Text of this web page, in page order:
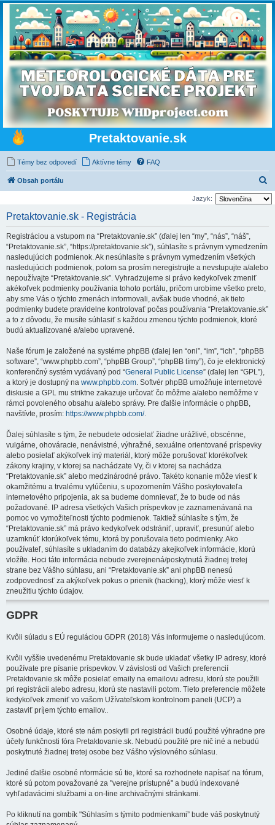
Pretaktovanie.sk
Témy bez odpovedí Aktívne témy FAQ
Obsah portálu
ľ
Jazyk:
Pretaktovanie.sk - Registrácia
Registráciou a vstupom na “Pretaktovanie.sk” (ďalej len “my”, “nás”, “náš”,
“Pretaktovanie.sk”, “https://pretaktovanie.sk”), súhlasíte s právnym vymedzením
nasledujúcich podmienok. Ak nesúhlasíte s právnym vymedzením všetkých
nasledujúcich podmienok, potom sa prosím neregistrujte a nevstupujte a/alebo
nepoužívajte “Pretaktovanie.sk”. Vyhradzujeme si právo kedykoľvek zmeniť
akékoľvek podmienky používania tohoto portálu, pričom urobíme všetko preto,
aby sme Vás o týchto zmenách informovali, avšak bude vhodné, ak tieto
podmienky budete pravidelne kontrolovať počas používania “Pretaktovanie.sk”
a to z dôvodu, že musíte súhlasiť s každou zmenou týchto podmienok, ktoré
budú aktualizované a/alebo upravené.
Naše fórum je založené na systéme phpBB (ďalej len “oni”, “im”, “ich”, “phpBB
software”, “www.phpbb.com”, “phpBB Group”, “phpBB tímy”), čo je elektronický
konferenčný systém vydávaný pod “General Public License” (ďalej len “GPL”),
a ktorý je dostupný na www.phpbb.com. Softvér phpBB umožňuje internetové
diskusie a GPL mu striktne zakazuje určovať čo môžme a/alebo nemôžme v
rámci povoleného obsahu a/alebo správy. Pre ďalšie informácie o phpBB,
navštívte, prosím: https://www.phpbb.com/.
Ďalej súhlasíte s tým, že nebudete odosielať žiadne urážlivé, obscénne,
vulgárne, ohováracie, nenávistné, výhražné, sexuálne orientované príspevky
alebo posielať akýkoľvek iný materiál, ktorý môže porušovať ktorékoľvek
zákony krajiny, v ktorej sa nachádzate Vy, či v ktorej sa nachádza
“Pretaktovanie.sk” alebo medzinárodné právo. Takéto konanie môže viesť k
okamžitému a trvalému vylúčeniu, s upozornením Vášho poskytovateľa
internetového pripojenia, ak sa budeme domnievať, že to bude od nás
požadované. IP adresa všetkých Vašich príspevkov je zaznamenávaná na
pomoc vo vymožiteľnosti týchto podmienok. Taktiež súhlasíte s tým, že
“Pretaktovanie.sk” má právo kedykoľvek odstrániť, upraviť, presunúť alebo
uzamknúť ktorúkoľvek tému, ktorá by porušovala tieto podmienky. Ako
používateľ, súhlasíte s ukladaním do databázy akejkoľvek informácie, ktorú
vložíte. Hoci táto informácia nebude zverejnená/poskytnutá žiadnej tretej
strane bez Vášho súhlasu, ani “Pretaktovanie.sk” ani phpBB nenesú
zodpovednosť za akýkoľvek pokus o prienik (hacking), ktorý môže viesť k
zneužitiu týchto údajov.
GDPR
Kvôli súladu s EÚ reguláciou GDPR (2018) Vás informujeme o nasledujúcom.
Kvôli vyššie uvedenému Pretaktovanie.sk bude ukladať všetky IP adresy, ktoré
používate pre písanie príspevkov. V závislosti od Vašich preferencií
Pretaktovanie.sk môže posielať emaily na emailovu adresu, ktorú ste použili
pri registrácii alebo adresu, ktorú ste nastavili potom. Tieto preferencie môžete
kedykoľvek zmeniť vo vašom Užívateľskom kontrolnom paneli (UCP) a
zastaviť príjem týchto emailov..
Osobné údaje, ktoré ste nám poskytli pri registrácii budú použité výhradne pre
účely funkčnosti fóra Pretaktovanie.sk. Nebudú použité pre nič iné a nebudú
poskytnuté žiadnej tretej osobe bez Vášho výslovného súhlasu.
Jediné ďalšie osobné nformácie sú tie, ktoré sa rozhodnete napísať na fórum,
ktoré sú potom považované za "verejne prístupné" a budú indexované
vyhľadavácimi službami a on-line archivačnými stránkami.
Po kliknutí na gombík "Súhlasím s týmito podmienkami” bude váš poskytnutý